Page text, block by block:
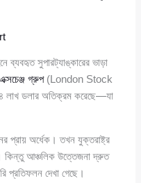
ব্যবহৃত সুপারট্যাঙ্কারের ভাড়া
গ্রুপ(London Stock
ডলার অতিক্রম করেছে—যা
প্রায় অর্ধেক। তখন যুক্তরাষ্ট্র
কিন্তু আঞ্চলিক উত্তেজনা দ্রুত
প্রতিফলন দেখা গেছে।